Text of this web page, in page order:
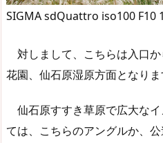
SIGMA sdQuattro iso100 F10
対しまして、こちらは入口
花園、仙石原湿原方面となりま
仙石原すすき草原で広大な
ては、こちらのアングルか、